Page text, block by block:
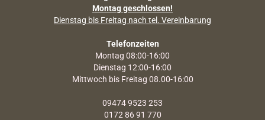
Montag geschlossen!
Dienstag bis Freitag nach tel. Vereinbarung
Telefonzeiten
Montag 08:00-16:00
Dienstag 12:00-16:00
Mittwoch bis Freitag 08.00-16:00
09474 9523 253
0172 86 91 770